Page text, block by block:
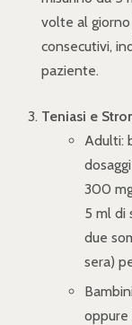
volte al
consecutivi,
paziente.
Teniasi e
Adulti:
300
5 ml di
due
sera)
oppure